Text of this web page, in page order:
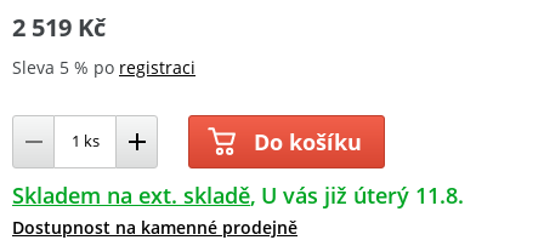
2 519 Kč
Sleva 5 % po registraci
Do košíku
Skladem na ext. skladě U vás již úterý 11.8.
Dostupnost na kamenné prodejně